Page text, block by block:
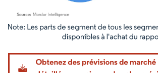
Image © Mordor Intelligence. La réutilisation nécessite